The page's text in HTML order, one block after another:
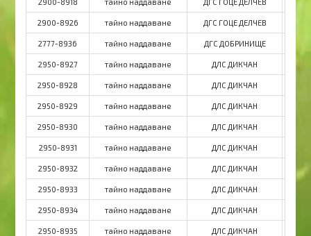
2900-8926 тайно наддаване ДГС ГОЦЕ ДЕЛЧЕВ
2777-8936 тайно наддаване ДГС ДОБРИНИЩЕ
2950-8927 тайно наддаване ДЛС ДИКЧАН
2950-8928 тайно наддаване ДЛС ДИКЧАН
2950-8929 тайно наддаване ДЛС ДИКЧАН
2950-8930 тайно наддаване ДЛС ДИКЧАН
2950-8931 тайно наддаване ДЛС ДИКЧАН
2950-8932 тайно наддаване ДЛС ДИКЧАН
2950-8933 тайно наддаване ДЛС ДИКЧАН
2950-8934 тайно наддаване ДЛС ДИКЧАН
2950-8935 тайно наддаване ДЛС ДИКЧАН